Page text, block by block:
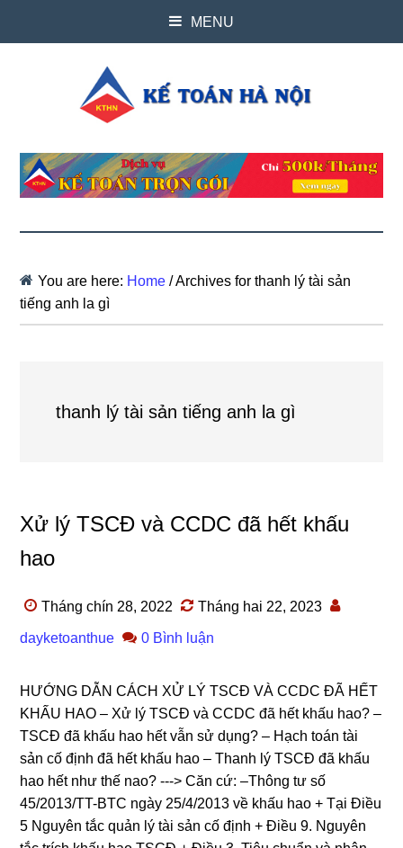
MENU
You are here: Home /Archives for thanh lý tài sản
tiếng anh la gì
thanh lý tài sản tiếng anh la gì
Xử lý TSCĐ và CCDC đã hết khấu
hao
Tháng chín 28, 2022 Tháng hai 22, 2023
dayketoanthue 0 Bình luận
HƯỚNG DẪN CÁCH XỬ LÝ TSCĐ VÀ CCDC ĐÃ HẾT
KHẤU HAO – Xử lý TSCĐ và CCDC đã hết khấu hao? –
TSCĐ đã khấu hao hết vẫn sử dụng? – Hạch toán tài
sản cố định đã hết khấu hao – Thanh lý TSCĐ đã khấu
hao hết như thế nao? ---> Căn cứ: –Thông tư số
45/2013/TT-BTC ngày 25/4/2013 về khấu hao + Tại Điều
5 Nguyên tắc quản lý tài sản cố định + Điều 9. Nguyên